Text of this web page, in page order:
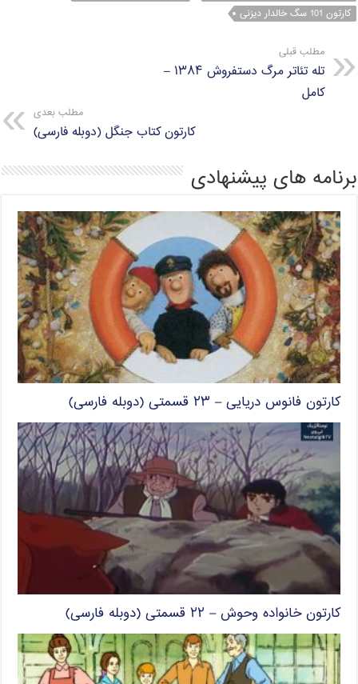
k
m
کارتون 101 سگ خالدار دیزنی
مطلب قبلی
تله تئاتر مرگ دستفروش ۱۳۸۴ –
کامل
مطلب بعدی
کارتون کتاب جنگل (دوبله فارسی)
برنامه های پیشنهادی
کارتون فانوس دریایی – ۲۳ قسمتی (دوبله فارسی)
کارتون خانواده وحوش – ۲۲ قسمتی (دوبله فارسی)